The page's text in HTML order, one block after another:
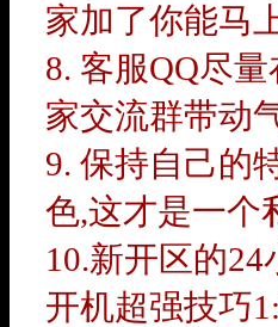
家加了你能马
8. 客服QQ尽
家交流群带动
9. 保持自己的
色,这才是一个
10.新开区的
开机超强技巧